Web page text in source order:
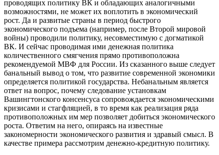
проводящих политику ВК и обладающих аналогичными
возможностями, не может их воплотить в экономический
рост. Да и развитые страны в период быстрого
экономического подъема (например, после Второй мировой
войны) проводили политику, несовместимую с догматикой
ВК. И сейчас проводимая ими денежная политика
количественного смягчения прямо противоположна
рекомендуемой МВФ для России. Из сказанного выше следует
банальный вывод о том, что развитие современной экономики
определяется политикой государства. Небанальным является
ответ на вопрос, почему следование установкам
Вашингтонского консенсуса сопровождается экономическими
кризисами и стагфляцией, в то время как реализация ряда
противоположных им мер позволяет добиться экономического
роста. Ответим на него, опираясь на известные
закономерности экономического развития и здравый смысл. В
качестве примера рассмотрим денежно-кредитную политику.